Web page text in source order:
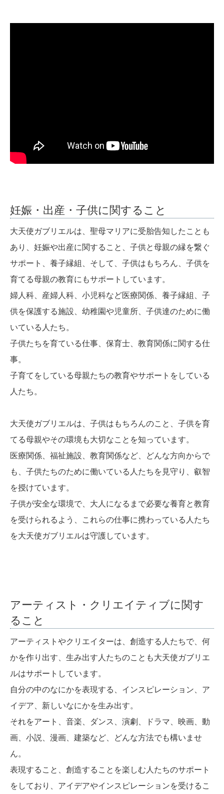
妊娠・出産・子供に関すること
大天使ガブリエルは、聖母マリアに受胎告知したことも
あり、妊娠や出産に関すること、子供と母親の縁を繋ぐ
サポート、養子縁組、そして、子供はもちろん、子供を
育てる母親の教育にもサポートしています。
婦人科、産婦人科、小児科など医療関係、養子縁組、子
供を保護する施設、幼稚園や児童所、子供達のために働
いている人たち。
子供たちを育ている仕事、保育士、教育関係に関する仕
事。
子育てをしている母親たちの教育やサポートをしている
人たち。
大天使ガブリエルは、子供はもちろんのこと、子供を育
てる母親やその環境も大切なことを知っています。
医療関係、福祉施設、教育関係など、どんな方向からで
も、子供たちのために働いている人たちを見守り、叡智
を授けています。
子供が安全な環境で、大人になるまで必要な養育と教育
を受けられるよう、これらの仕事に携わっている人たち
を大天使ガブリエルは守護しています。
アーティスト・クリエイティブに関す
ること
アーティストやクリエイターは、創造する人たちで、何
かを作り出す、生み出す人たちのことも大天使ガブリエ
ルはサポートしています。
自分の中のなにかを表現する、インスピレーション、ア
イデア、新しいなにかを生み出す。
それをアート、音楽、ダンス、演劇、ドラマ、映画、動
画、小説、漫画、建築など、どんな方法でも構いませ
ん。
表現すること、創造することを楽しむ人たちのサポート
をしており、アイデアやインスピレーションを受けるこ